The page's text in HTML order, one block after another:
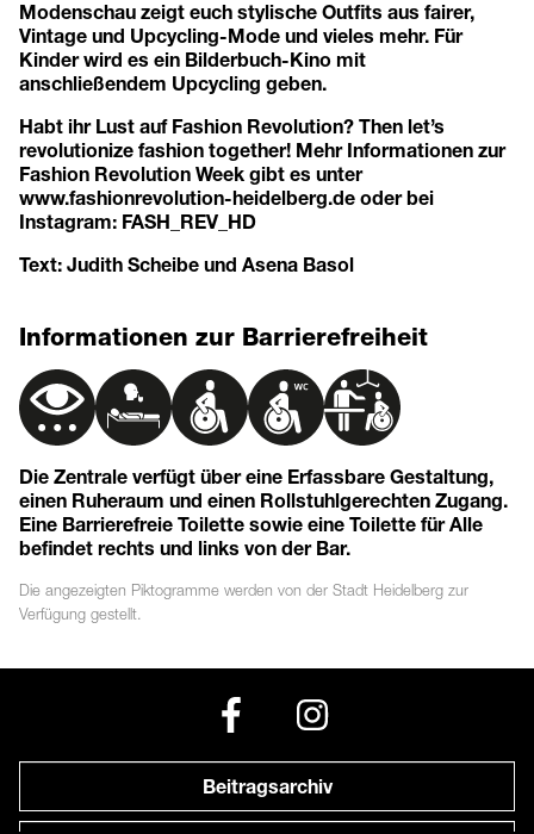
Modenschau zeigt euch stylische Outfits aus fairer,
Vintage und Upcycling-Mode und vieles mehr. Für
Kinder wird es ein Bilderbuch-Kino mit
anschließendem Upcycling geben.
Habt ihr Lust auf Fashion Revolution? Then let’s
revolutionize fashion together! Mehr Informationen zur
Fashion Revolution Week gibt es unter
www.fashionrevolution-heidelberg.de oder bei
Instagram: FASH_REV_HD
Text: Judith Scheibe und Asena Basol
Informationen zur Barrierefreiheit
Die Zentrale verfügt über eine Erfassbare Gestaltung,
einen Ruheraum und einen Rollstuhlgerechten Zugang.
Eine Barrierefreie Toilette sowie eine Toilette für Alle
befindet rechts und links von der Bar.
Die angezeigten Piktogramme werden von der Stadt Heidelberg zur
Verfügung gestellt.
Beitragsarchiv